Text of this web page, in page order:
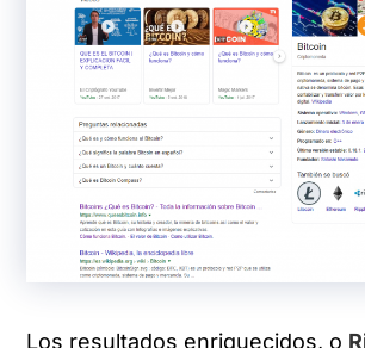
Los resultados enriquecidos, o